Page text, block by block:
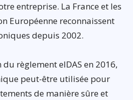
entreprise. La France et les
Européenne reconnaissent
depuis 2002.
règlement eIDAS en 2016,
peut-être utilisée pour
de manière sûre et